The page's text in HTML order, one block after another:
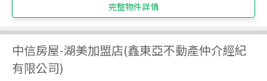
完整物件詳情
中信房屋-湖美加盟店(鑫東亞不動產仲介經紀
有限公司)